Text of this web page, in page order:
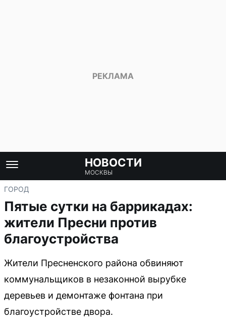
НОВОСТИ
МОСКВЫ
ГОРОД
Пятые сутки на баррикадах:
жители Пресни против
благоустройства
Жители Пресненского района обвиняют
коммунальщиков в незаконной вырубке
деревьев и демонтаже фонтана при
благоустройстве двора.